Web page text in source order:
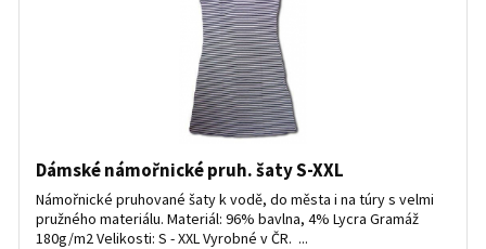
Dámské námořnické pruh. šaty S-XXL
Námořnické pruhované šaty k vodě, do města i na túry s velmi
pružného materiálu. Materiál: 96% bavlna, 4% Lycra Gramáž
180g/m2 Velikosti: S - XXL Vyrobné v ČR. ...